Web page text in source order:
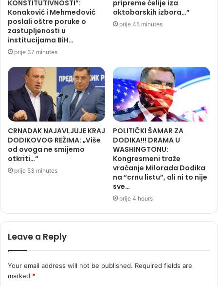
KONSTITUTIVNOSTI”:
Konaković i Mehmedović
poslali oštre poruke o
zastupljenosti u
institucijama BiH…
prije 37 minutes
pripreme ćelije iza
oktobarskih izbora…”
prije 45 minutes
CRNADAK NAJAVLJUJE KRAJ
DODIKOVOG REŽIMA: „Više
od ovoga ne smijemo
otkriti…“
prije 53 minutes
POLITIČKI ŠAMAR ZA
DODIKA!!! DRAMA U
WASHINGTONU:
Kongresmeni traže
vraćanje Milorada Dodika
na “crnu listu”, ali ni to nije
sve…
prije 4 hours
Leave a Reply
Your email address will not be published. Required fields are
marked *